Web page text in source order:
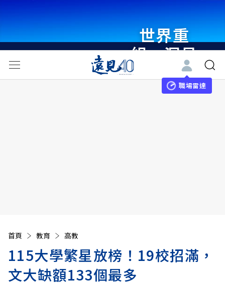
世界重
組・洞見
未來 與
世界領袖
職場雷達
首頁 教育 高教
115大學繁星放榜！19校招滿，
文大缺額133個最多